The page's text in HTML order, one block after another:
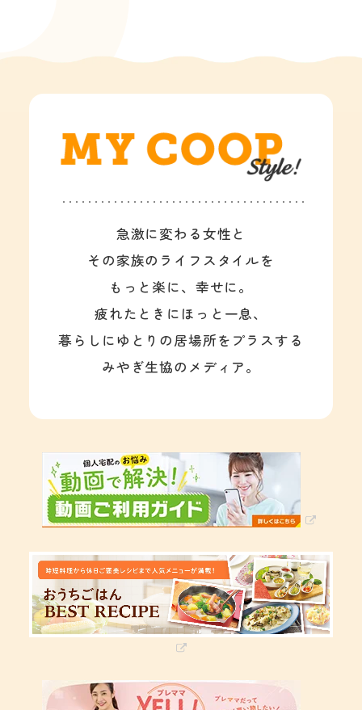
急激に変わる女性と
その家族のライフスタイルを
もっと楽に、幸せに。
疲れたときにほっと一息、
暮らしにゆとりの居場所をプラスする
みやぎ生協のメディア。